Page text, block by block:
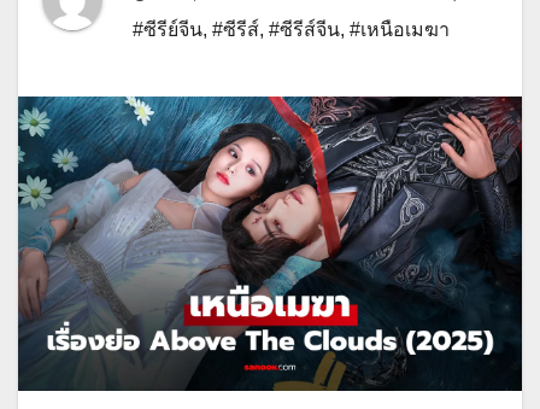
#ซีรีย์จีน, #ซีรีส์, #ซีรีส์จีน, #เหนือเมฆา